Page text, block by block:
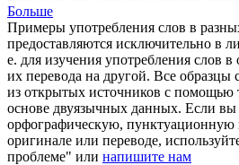
Больше
Примеры употребления слов в
предоставляются исключительно в
е. для изучения употребления слов
их перевода на другой. Все образцы
из открытых источников с помощью
основе двуязычных данных. Если
орфографическую,
оригинале или переводе,
проблеме" или напишите нам